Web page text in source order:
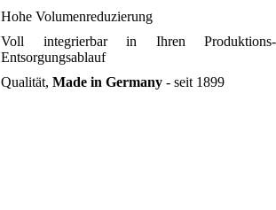
Hohe Volumenreduzierung
Voll integrierbar in Ihren
Entsorgungsablauf
Qualität, Made in Germany - seit 1899